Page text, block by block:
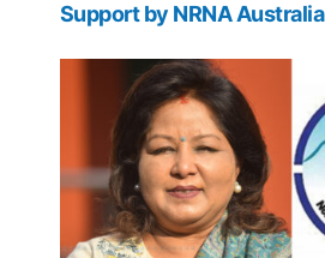
Support by NRNA Australia